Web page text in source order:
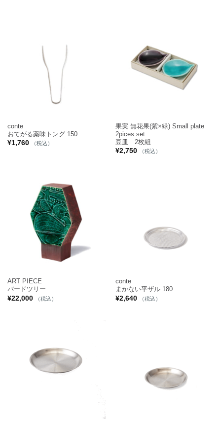
conte
おてがる薬味トング 150
¥1,760 （税込）
果実 無花果(紫×緑) Small plate
2pices set
豆皿 2枚組
¥2,750 （税込）
ART PIECE
バードツリー
¥22,000 （税込）
conte
まかない平ザル 180
¥2,640 （税込）